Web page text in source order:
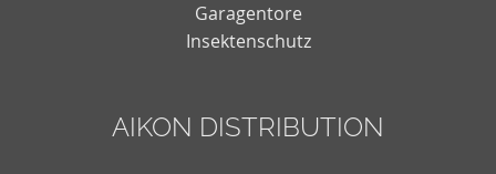
Garagentore
Insektenschutz
AIKON DISTRIBUTION